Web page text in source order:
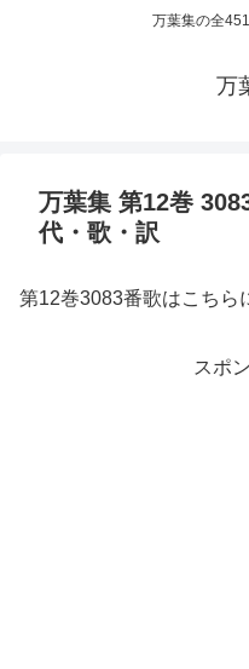
万葉集の全
万
万葉集 第12巻
代・歌・訳
第12巻3083番歌はこちら
スポ